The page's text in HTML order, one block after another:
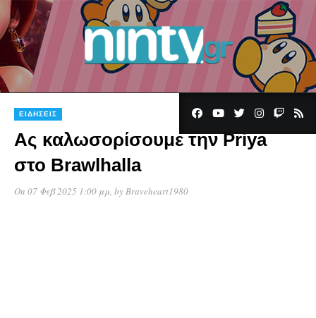
ΕΙΔΉΣΕΙΣ
Ας καλωσορίσουμε την Priya
στο Brawlhalla
On 07 Φεβ 2025 1:00 μμ, byBraveheart1980